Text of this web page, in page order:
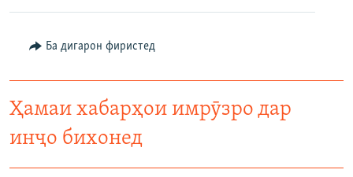
Ба дигарон фиристед
Ҳамаи хабарҳои имрӯзро дар
инҷо бихонед